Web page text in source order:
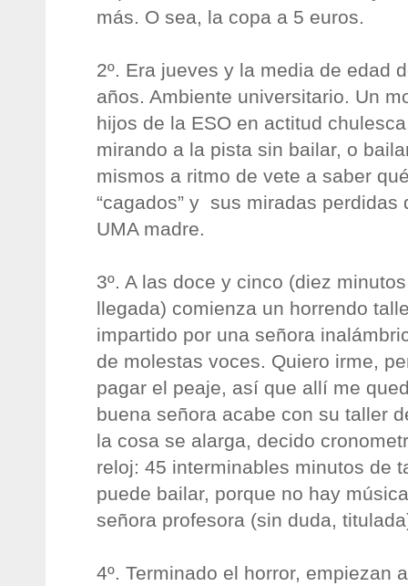
más. O sea, la copa a 5 euros.
2º. Era jueves y la media de edad
años. Ambiente universitario. Un
hijos de la ESO en actitud
mirando a la pista sin bailar, o
mismos a ritmo de vete a saber
“cagados” y sus miradas
UMA madre.
3º. A las doce y cinco (diez
llegada) comienza un horrendo
impartido por una señora
de molestas voces. Quiero irme,
pagar el peaje, así que allí me
buena señora acabe con su taller
la cosa se alarga, decido
reloj: 45 interminables minutos de
puede bailar, porque no hay
señora profesora (sin duda,
4º. Terminado el horror, empiezan